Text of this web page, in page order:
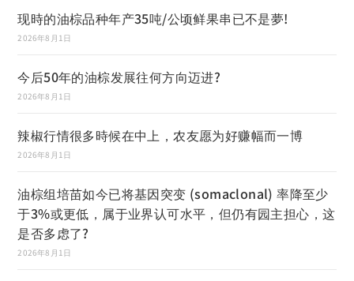
现時的油棕品种年产35吨/公顷鲜果串已不是夢!
2026年8月1日
今后50年的油棕发展往何方向迈进?
2026年8月1日
辣椒行情很多時候在中上，农友愿为好赚幅而一博
2026年8月1日
油棕组培苗如今已将基因突变 (somaclonal) 率降至少
于3%或更低，属于业界认可水平，但仍有园主担心，这
是否多虑了?
2026年8月1日